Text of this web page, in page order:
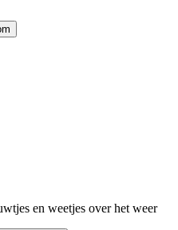
en weetjes over het weer